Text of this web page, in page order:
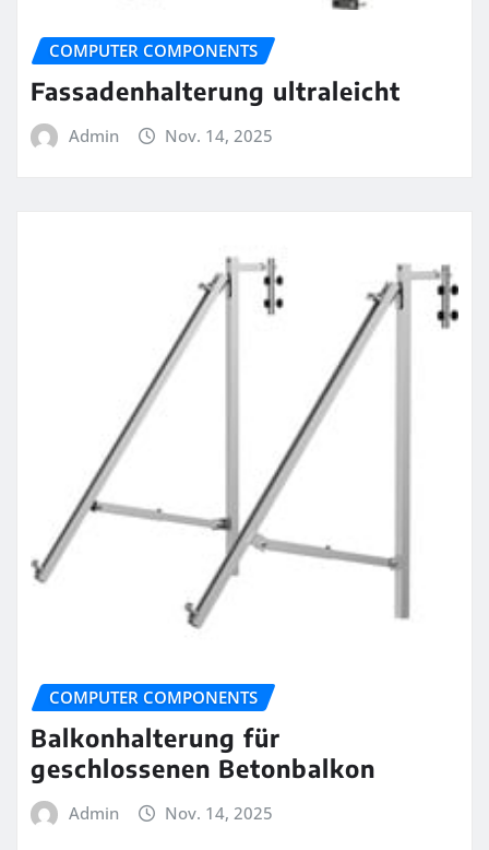
COMPUTER COMPONENTS
Fassadenhalterung ultraleicht
Admin Nov. 14, 2025
COMPUTER COMPONENTS
Balkonhalterung für
geschlossenen Betonbalkon
Admin Nov. 14, 2025